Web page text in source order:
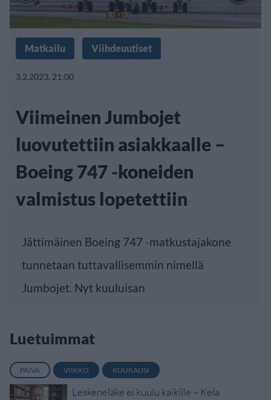
Matkailu Viihdeuutiset
3.2.2023, 21:00
Viimeinen Jumbojet
luovutettiin asiakkaalle –
Boeing 747 -koneiden
valmistus lopetettiin
Jättimäinen Boeing 747 -matkustajakone
tunnetaan tuttavallisemmin nimellä
Jumbojet. Nyt kuuluisan
Luetuimmat
PÄIVÄ VIIKKO KUUKAUSI
Leskeneläke ei kuulu kaikille – Kela